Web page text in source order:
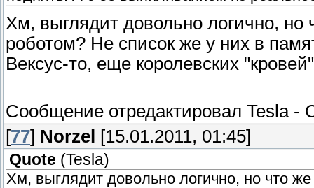
Хм, выглядит довольно логично, но
роботом? Не список же у них в
Вексус-то, еще королевских
Сообщение отредактировал Tesla-
[77] Norzel [15.01.2011, 01:45]
Quote (Tesla)
Хм, выглядит довольно логично, но что